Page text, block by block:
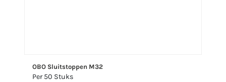
OBO Sluitstoppen M32
Per 50 Stuks